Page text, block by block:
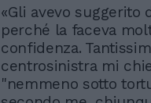
«Gli avevo suggerito
perché la faceva
confidenza.
centrosinistra mi
"nemmeno sotto